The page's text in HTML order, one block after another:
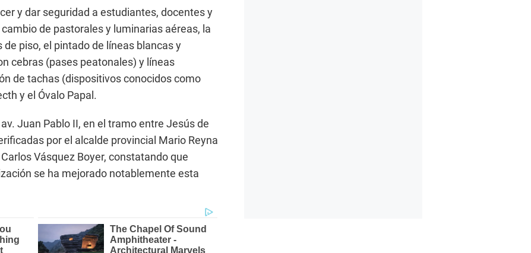
y dar seguridad a estudiantes, docentes y
de pastorales y luminarias aéreas, la
piso, el pintado de líneas blancas y
cebras (pases peatonales) y líneas
de tachas (dispositivos conocidos como
y el Óvalo Papal.
Juan Pablo II, en el tramo entre Jesús de
por el alcalde provincial Mario Reyna
Vásquez Boyer, constatando que
se ha mejorado notablemente esta